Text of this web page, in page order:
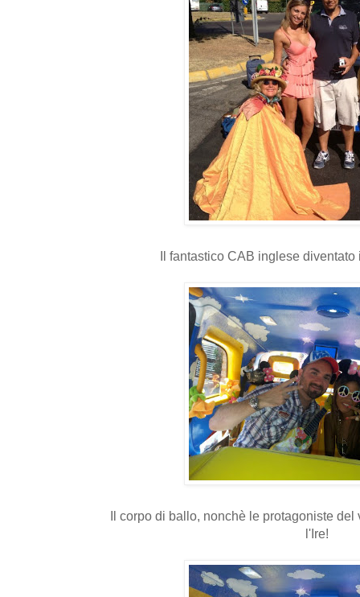
Il fantastico CAB inglese
Il corpo di ballo, nonchè le protagoniste
l'Ire!